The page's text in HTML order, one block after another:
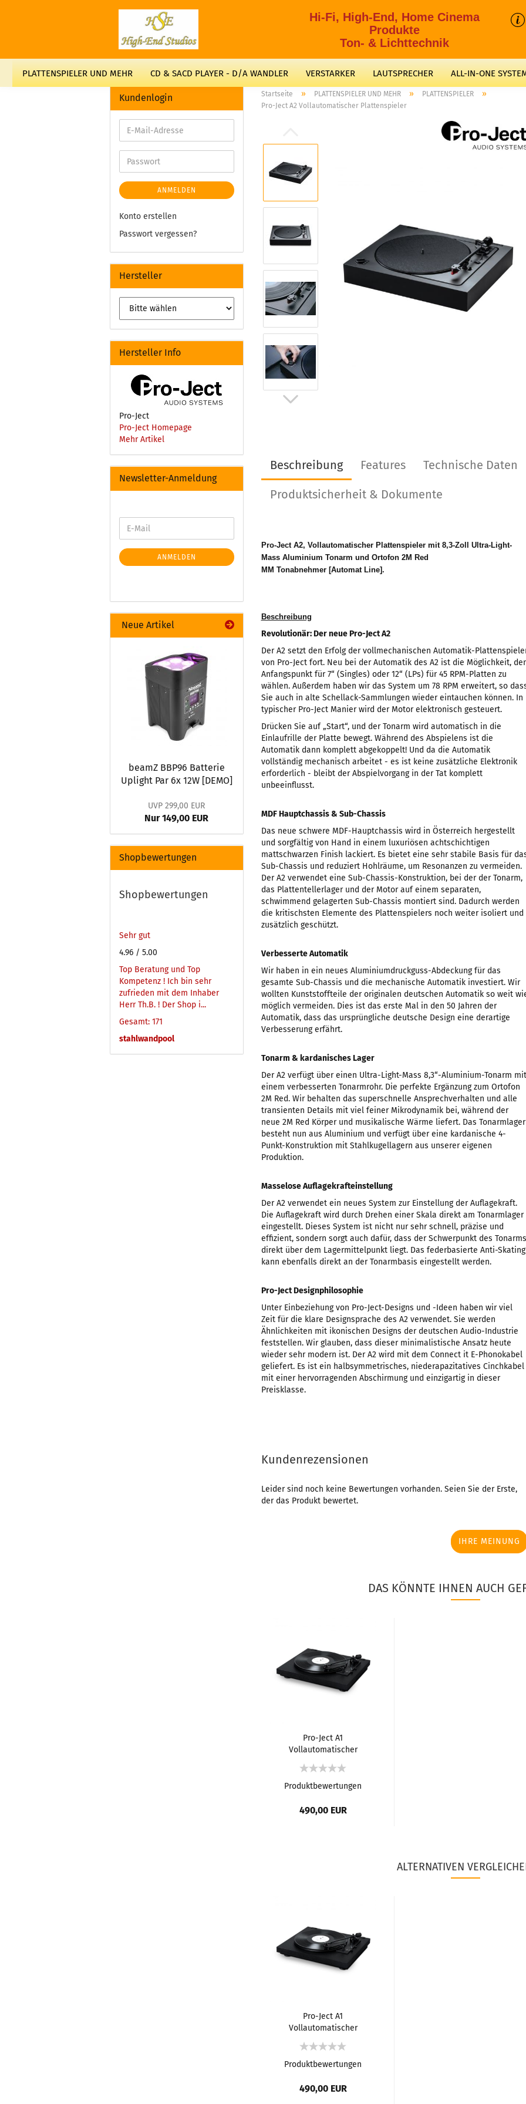
Hi-Fi, High-End, Home Cinema
Produkte
Ton- & Lichttechnik
PLATTENSPIELER UND MEHR CD & SACD PLAYER - D/A WANDLER VERSTARKER LAUTSPRECHER ALL-IN-ONE
Startseite » PLATTENSPIELER UND MEHR » PLATTENSPIELER »
Pro-Ject A2 Vollautomatischer Plattenspieler
Beschreibung Features Technische Daten
Produktsicherheit & Dokumente
Pro-Ject A2, Vollautomatischer Plattenspieler mit 8,3-Zoll Ultra-Light-
Mass Aluminium Tonarm und Ortofon 2M Red
MM Tonabnehmer [Automat Line].
Beschreibung
Revolutionär: Der neue Pro-Ject A2
Der A2 setzt den Erfolg der vollmechanischen Automatik-
von Pro-Ject fort. Neu bei der Automatik des A2 ist die Möglichkeit,
Anfangspunkt für 7“ (Singles) oder 12“ (LPs) für 45 RPM-Platten zu
wählen. Außerdem haben wir das System um 78 RPM erweitert, so
Sie auch in alte Schellack-Sammlungen wieder eintauchen können. In
typischer Pro-Ject Manier wird der Motor elektronisch gesteuert.
Drücken Sie auf „Start“, und der Tonarm wird automatisch in die
Einlaufrille der Platte bewegt. Während des Abspielens ist die
Automatik dann komplett abgekoppelt! Und da die Automatik
vollständig mechanisch arbeitet - es ist keine zusätzliche Elektronik
erforderlich - bleibt der Abspielvorgang in der Tat komplett
unbeeinflusst.
MDF Hauptchassis & Sub-Chassis
Das neue schwere MDF-Hauptchassis wird in Österreich hergestellt
und sorgfältig von Hand in einem luxuriösen achtschichtigen
mattschwarzen Finish lackiert. Es bietet eine sehr stabile Basis für
Sub-Chassis und reduziert Hohlräume, um Resonanzen zu vermeiden.
Der A2 verwendet eine Sub-Chassis-Konstruktion, bei der der Tonarm,
das Plattentellerlager und der Motor auf einem separaten,
schwimmend gelagerten Sub-Chassis montiert sind. Dadurch werden
die kritischsten Elemente des Plattenspielers noch weiter isoliert und
zusätzlich geschützt.
Verbesserte Automatik
Wir haben in ein neues Aluminiumdruckguss-Abdeckung für das
gesamte Sub-Chassis und die mechanische Automatik investiert. Wir
wollten Kunststoffteile der originalen deutschen Automatik so weit
möglich vermeiden. Dies ist das erste Mal in den 50 Jahren der
Automatik, dass das ursprüngliche deutsche Design eine derartige
Verbesserung erfährt.
Tonarm & kardanisches Lager
Der A2 verfügt über einen Ultra-Light-Mass 8,3“-Aluminium-Tonarm mit
einem verbesserten Tonarmrohr. Die perfekte Ergänzung zum Ortofon
2M Red. Wir behalten das superschnelle Ansprechverhalten und alle
transienten Details mit viel feiner Mikrodynamik bei, während der
neue 2M Red Körper und musikalische Wärme liefert. Das Tonarmlager
besteht nun aus Aluminium und verfügt über eine kardanische 4-
Punkt-Konstruktion mit Stahlkugellagern aus unserer eigenen
Produktion.
Masselose Auflagekrafteinstellung
Der A2 verwendet ein neues System zur Einstellung der Auflagekraft.
Die Auflagekraft wird durch Drehen einer Skala direkt am Tonarmlager
eingestellt. Dieses System ist nicht nur sehr schnell, präzise und
effizient, sondern sorgt auch dafür, dass der Schwerpunkt des Tonarms
direkt über dem Lagermittelpunkt liegt. Das federbasierte Anti-Skating
kann ebenfalls direkt an der Tonarmbasis eingestellt werden.
Pro-Ject Designphilosophie
Unter Einbeziehung von Pro-Ject-Designs und -Ideen haben wir viel
Zeit für die klare Designsprache des A2 verwendet. Sie werden
Ähnlichkeiten mit ikonischen Designs der deutschen Audio-Industrie
feststellen. Wir glauben, dass dieser minimalistische Ansatz heute
wieder sehr modern ist. Der A2 wird mit dem Connect it E-Phonokabel
geliefert. Es ist ein halbsymmetrisches, niederapazitatives Cinchkabel
mit einer hervorragenden Abschirmung und einzigartig in dieser
Preisklasse.
Kundenrezensionen
Leider sind noch keine Bewertungen vorhanden. Seien Sie der Erste,
der das Produkt bewertet.
IHRE MEINUNG
DAS KÖNNTE IHNEN AUCH
Pro-Ject A1
Vollautomatischer
Produktbewertungen
490,00 EUR
ALTERNATIVEN
Pro-Ject A1
Vollautomatischer
Produktbewertungen
490,00 EUR
Kundenlogin
ANMELDEN
Konto erstellen
Passwort vergessen?
Hersteller
Hersteller Info
Pro-Ject
Pro-Ject Homepage
Mehr Artikel
Newsletter-Anmeldung
ANMELDEN
Neue Artikel
beamZ BBP96 Batterie
Uplight Par 6x 12W [DEMO]
UVP 299,00 EUR
Nur 149,00 EUR
Shopbewertungen
Shopbewertungen
Sehr gut
4.96 / 5.00
Top Beratung und Top
Kompetenz ! Ich bin sehr
zufrieden mit dem Inhaber
Herr Th.B. ! Der Shop i...
Gesamt: 171
stahlwandpool